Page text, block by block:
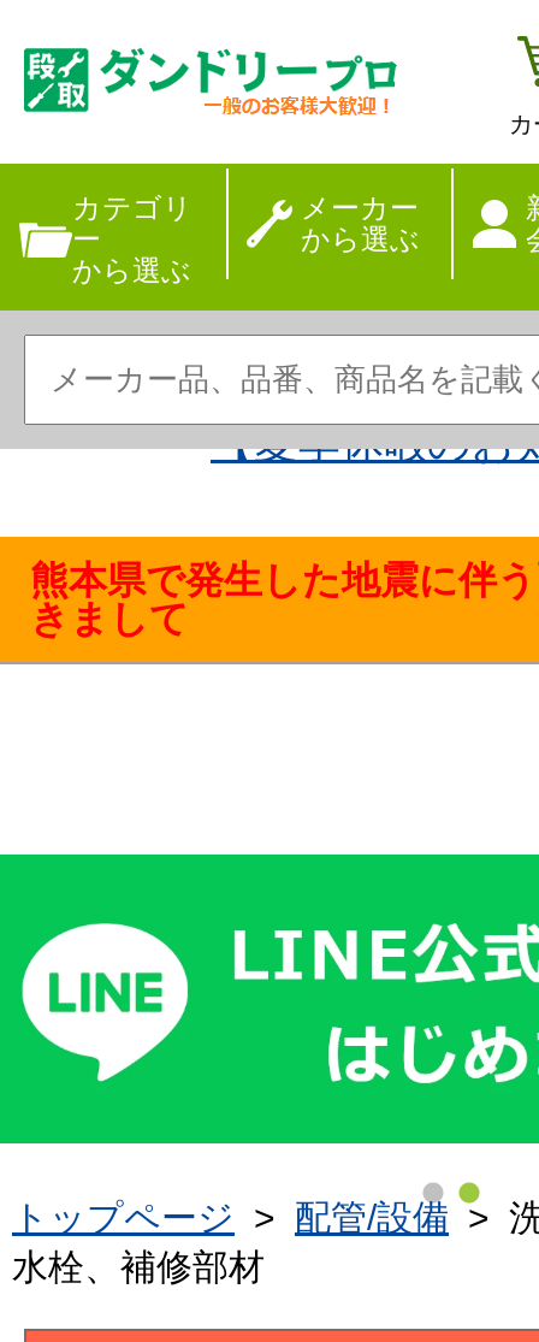
カテゴリ
ー
から選ぶ
メーカー
から選ぶ
【夏季休暇のお
熊本県で発生した地震に伴
きまして
トップページ > 配管/設備 >
水栓、補修部材